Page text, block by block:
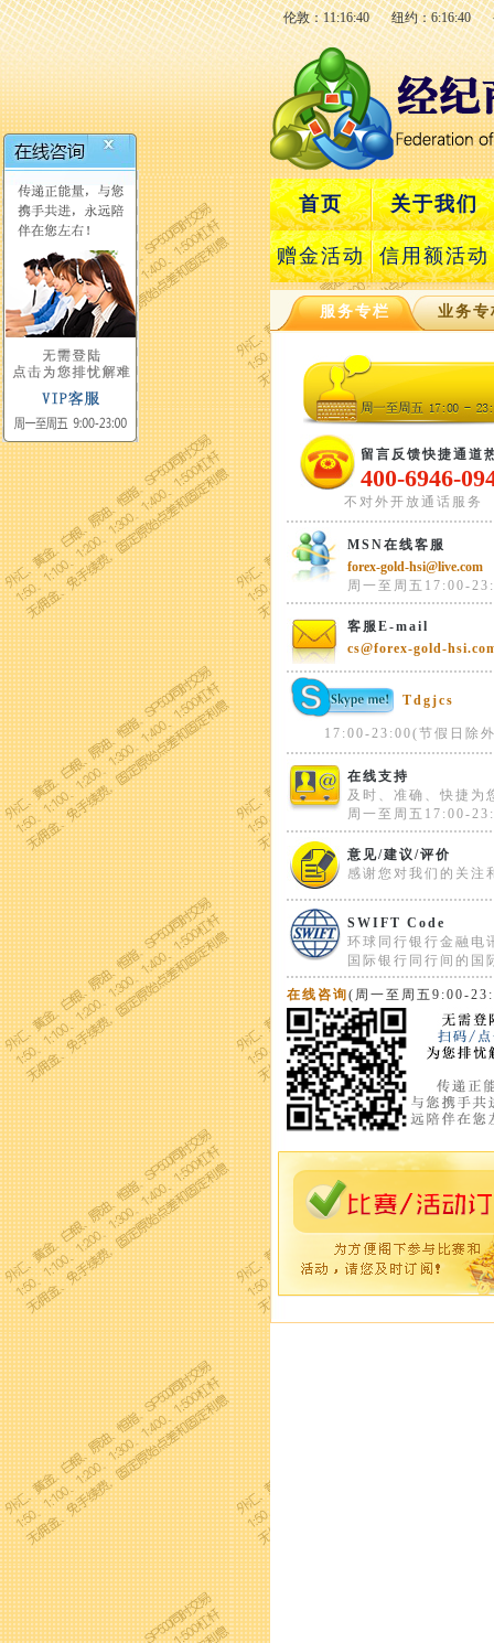
伦敦：11:16:41 纽约：6:16:41
首页 关于我们
赠金活动 信用额活动
服务专栏 业务专
留言反馈快捷通道
400-6946-
不对外开放通话服务
MSN在线客服
forex-gold-hsi@live.com
周一至周五17:00-
客服E-mail
cs@forex-gold-
Tdgjcs
17:00-23:00(节假日除
在线支持
及时、准确、快捷为
周一至周五17:00-
意见/建议/评价
感谢您对我们的关注
SWIFT Code
环球同行银行金融电
国际银行同行间的国
在线咨询(周一至周五9:00-